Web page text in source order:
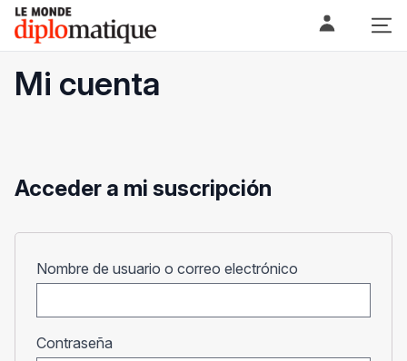
Skip
content
Le monde diplomatique
Mi cuenta
Acceder a mi suscripción
Nombre de usuario o correo electrónico
Contraseña